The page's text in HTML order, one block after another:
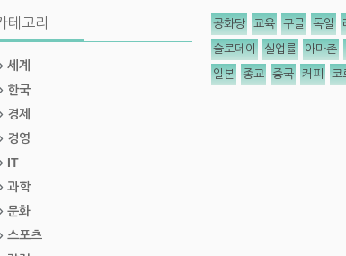
테고리
세계
한국
경제
경영
IT
과학
문화
스포츠
공화당 교육 구글 독일
슬로데이 실업률 아마존
일본 종교 중국 커피 코